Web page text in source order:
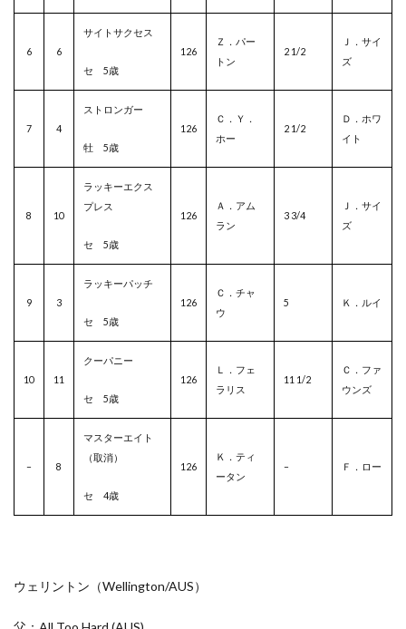
6 6
サイトサクセス
セ 5歳
126
Ｚ．パー
トン
2 1/2
Ｊ．サイ
ズ
7 4
ストロンガー
牡 5歳
126
Ｃ．Ｙ．
ホー
2 1/2
Ｄ．ホワ
イト
8 10
ラッキーエクス
プレス
セ 5歳
126
Ａ．アム
ラン
3 3/4
Ｊ．サイ
ズ
9 3
ラッキーパッチ
セ 5歳
126
Ｃ．チャ
ウ
5 Ｋ．ルイ
10 11
クーパニー
セ 5歳
126
Ｌ．フェ
ラリス
11 1/2
Ｃ．ファ
ウンズ
– 8
マスターエイト
（取消）
セ 4歳
126
Ｋ．ティ
ータン
– Ｆ．ロー
ウェリントン（Wellington/AUS）